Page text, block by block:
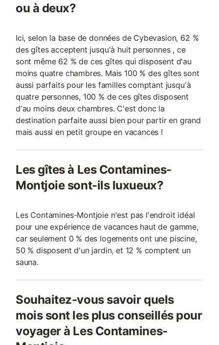
ou à deux?
Ici, selon la base de données de Cybevasion, 62 %
des gîtes acceptent jusqu'à huit personnes , ce
sont même 62 % de ces gîtes qui disposent d'au
moins quatre chambres. Mais 100 % des gîtes sont
aussi parfaits pour les familles comptant jusqu'à
quatre personnes, 100 % de ces gîtes disposent
d'au moins deux chambres. C'est donc la
destination parfaite aussi bien pour partir en grand
mais aussi en petit groupe en vacances !
Les gîtes à Les Contamines-
Montjoie sont-ils luxueux?
Les Contamines-Montjoie n'est pas l'endroit idéal
pour une expérience de vacances haut de gamme,
car seulement 0 % des logements ont une piscine,
50 % disposent d'un jardin, et 12 % comptent un
sauna.
Souhaitez-vous savoir quels
mois sont les plus conseillés pour
voyager à Les Contamines-